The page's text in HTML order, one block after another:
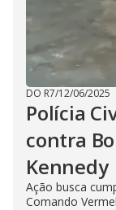
DO R7/12/06/2025
Polícia
contra
Kennedy
Ação busca
Comando